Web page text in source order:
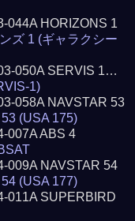
044A HORIZONS 1
ズ 1 (ギャラクシー
050A SERVIS 1…
1)
058A NAVSTAR 53
(USA 175)
007A ABS 4
009A NAVSTAR 54
(USA 177)
011A SUPERBIRD